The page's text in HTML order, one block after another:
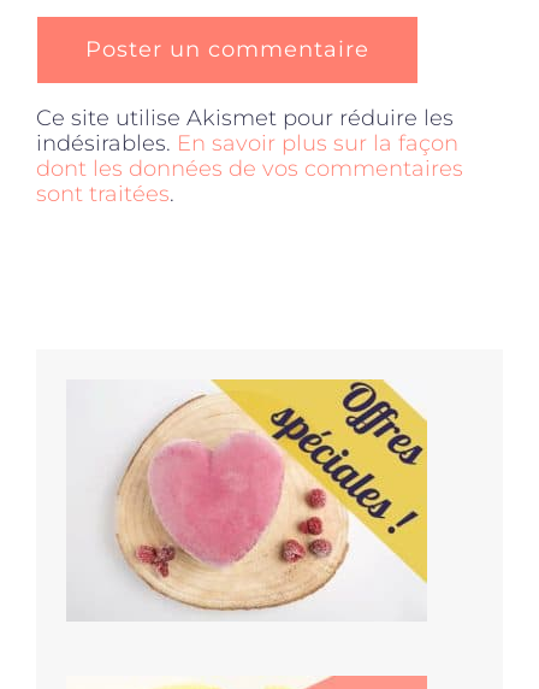
Ce site utilise Akismet pour réduire les
indésirables. En savoir plus sur la façon
dont les données de vos commentaires
sont traitées.